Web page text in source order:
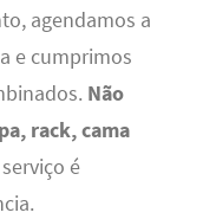
agendamos a
e cumprimos
Não
rack, cama
é